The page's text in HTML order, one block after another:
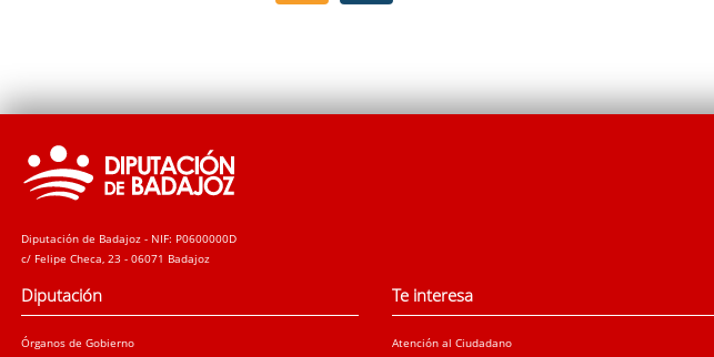
Diputación de Badajoz - NIF: P0600000D
c/ Felipe Checa, 23 - 06071 Badajoz
Diputación
Órganos de Gobierno
Te interesa
Atención al Ciudadano